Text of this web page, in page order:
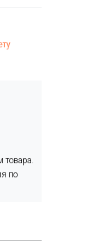
товара.
по